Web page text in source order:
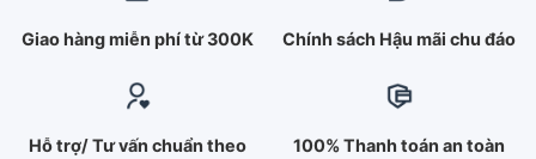
Giao hàng miễn phí từ 300K Chính sách Hậu mãi chu đáo
Hỗ trợ/ Tư vấn chuẩn theo
100% Thanh toán an toàn